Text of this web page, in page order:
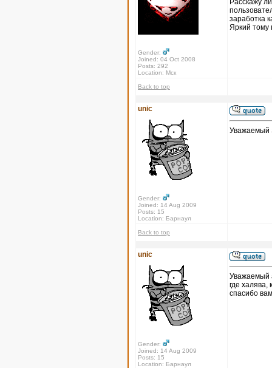
Gender:
Joined: 04 Oct 2008
Posts: 292
Location: Мск
Расскажу
заработка
Яркий тому
Back to top
unic
Gender:
Joined: 14 Aug 2009
Posts: 15
Location: Барнаул
Уважаемый
Back to top
unic
Gender:
Joined: 14 Aug 2009
Posts: 15
Location: Барнаул
Уважаемый
где
спасибо